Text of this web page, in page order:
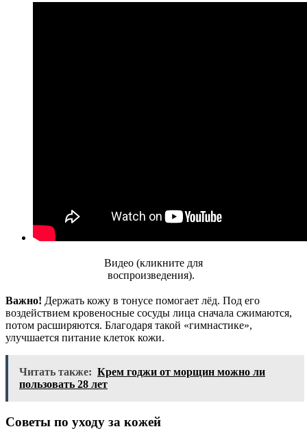
Видео (кликните для
воспроизведения).
Важно! Держать кожу в тонусе помогает лёд. Под его
воздействием кровеносные сосуды лица сначала сжимаются,
потом расширяются. Благодаря такой «гимнастике»,
улучшается питание клеток кожи.
Читать также: Крем годжи от морщин можно ли
пользовать 28 лет
Советы по уходу за кожей